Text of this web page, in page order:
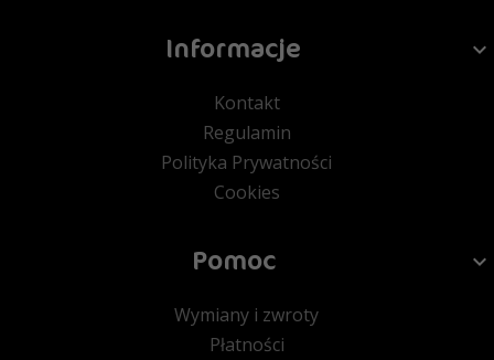
Informacje
Kontakt
Regulamin
Polityka Prywatności
Cookies
Pomoc
Wymiany i zwroty
Płatności